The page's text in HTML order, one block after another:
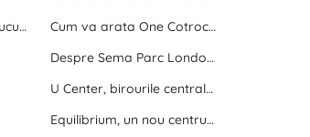
Centre de afaceri Clasa A Bucuresti
Cum va arata One Cotroceni Park
Despre Sema Parc London si Sema Parc Oslo
U Center, birourile centrale dintre doua parcuri
Equilibrium, un nou centru de birouri langa Promenada Mall